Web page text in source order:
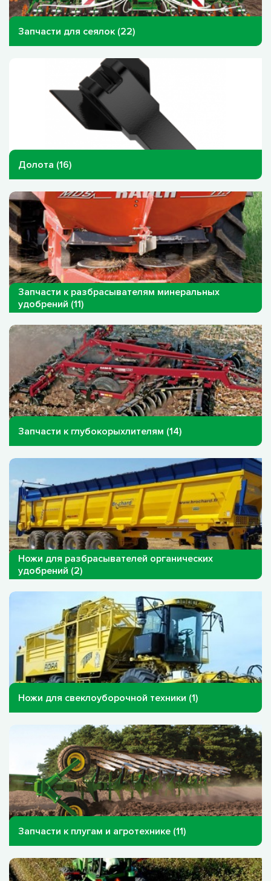
Запчасти для сеялок (22)
Долота (16)
Запчасти к разбрасывателям минеральных
удобрений (11)
Запчасти к глубокорыхлителям (14)
Ножи для разбрасывателей органических
удобрений (2)
Ножи для свеклоуборочной техники (1)
Запчасти к плугам и агротехнике (11)